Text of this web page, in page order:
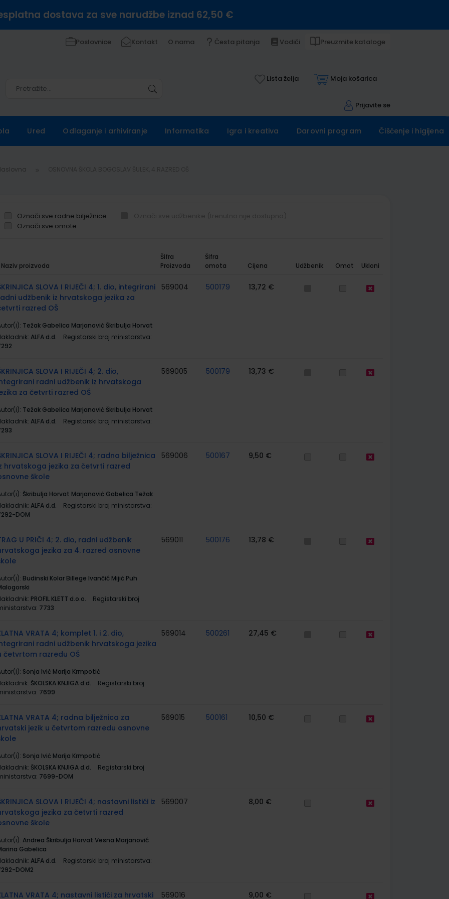
dostava za sve narudžbe iznad 62,50 €
Poslovnice Kontakt O nama Česta pitanja Vodiči Preuzmite kataloge
Lista želja Moja košarica
Prijavite se
Ured Odlaganje i arhiviranje Informatika Igra i kreativa Darovni program Čišćenje i higijena
Označi sve radne bilježnice
Označi sve omote
Naziv proizvoda
Šifra
Proizvoda
Šifra
omota
Cijena Udžbenik Omot Ukloni
SLOVA I RIJEČI 4; 1. dio, integrirani
udžbenik iz hrvatskoga jezika za
razred OŠ
Težak Gabelica Marjanović Škribulja Horvat
ALFA d.d.
Registarski broj ministarstva:
569004 500179 13,72 €
SLOVA I RIJEČI 4; 2. dio,
radni udžbenik iz hrvatskoga
za četvrti razred OŠ
Težak Gabelica Marjanović Škribulja Horvat
ALFA d.d.
Registarski broj ministarstva:
569005 500179 13,73 €
SLOVA I RIJEČI 4; radna bilježnica
hrvatskoga jezika za četvrti razred
škole
Škribulja Horvat Marjanović Gabelica Težak
ALFA d.d.
Registarski broj ministarstva:
DOM
569006 500167 9,50 €
U PRIČI 4; 2. dio, radni udžbenik
jezika za 4. razred osnovne
Budinski Kolar Billege Ivančić Mijić Puh
PROFIL KLETT d.o.o.
Registarski broj
7733
569011 500176 13,78 €
VRATA 4; komplet 1. i 2. dio,
radni udžbenik hrvatskoga jezika
četvrtom razredu OŠ
Sonja Ivić Marija Krmpotić
ŠKOLSKA KNJIGA d.d.
Registarski broj
7699
569014 500261 27,45 €
VRATA 4; radna bilježnica za
jezik u četvrtom razredu osnovne
Sonja Ivić Marija Krmpotić
ŠKOLSKA KNJIGA d.d.
Registarski broj
7699-DOM
569015 500161 10,50 €
SLOVA I RIJEČI 4; nastavni listići iz
jezika za četvrti razred
škole
Andrea Škribulja Horvat Vesna Marjanović
Gabelica
ALFA d.d.
Registarski broj ministarstva:
DOM2
569007 8,00 €
VRATA 4; nastavni listići za hrvatski
569016 9,00 €